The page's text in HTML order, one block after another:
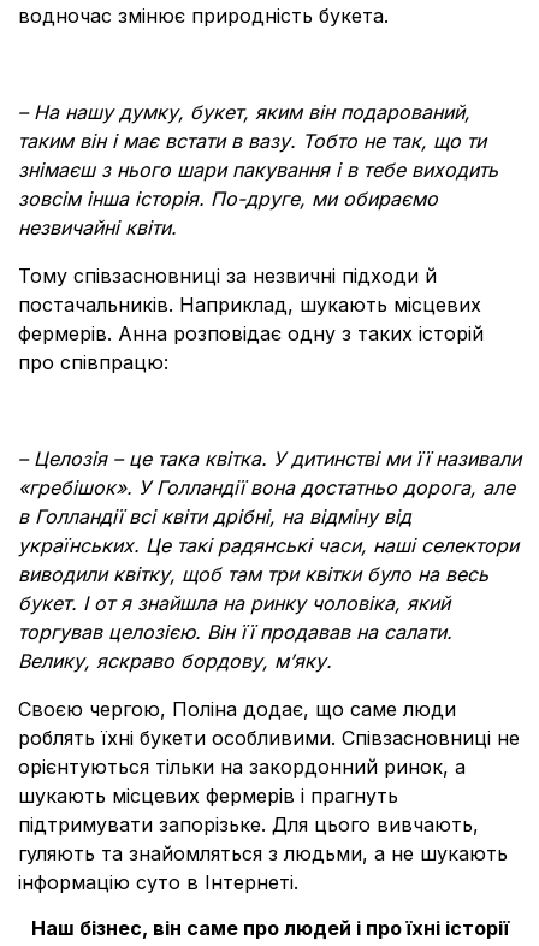
водночас змінює природність букета.
– На нашу думку, букет, яким він подарований,
таким він і має встати в вазу. Тобто не так, що ти
знімаєш з нього шари пакування і в тебе виходить
зовсім інша історія. По-друге, ми обираємо
незвичайні квіти.
Тому співзасновниці за незвичні підходи й
постачальників. Наприклад, шукають місцевих
фермерів. Анна розповідає одну з таких історій
про співпрацю:
– Целозія – це така квітка. У дитинстві ми її називали
«гребішок». У Голландії вона достатньо дорога, але
в Голландії всі квіти дрібні, на відміну від
українських. Це такі радянські часи, наші селектори
виводили квітку, щоб там три квітки було на весь
букет. І от я знайшла на ринку чоловіка, який
торгував целозією. Він її продавав на салати.
Велику, яскраво бордову, мʼяку.
Своєю чергою, Поліна додає, що саме люди
роблять їхні букети особливими. Співзасновниці не
орієнтуються тільки на закордонний ринок, а
шукають місцевих фермерів і прагнуть
підтримувати запорізьке. Для цього вивчають,
гуляють та знайомляться з людьми, а не шукають
інформацію суто в Інтернеті.
Наш бізнес, він саме про людей і про їхні історії